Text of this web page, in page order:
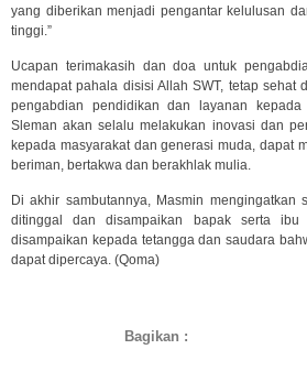
yang diberikan menjadi pengantar kelulusan
tinggi.”
Ucapan terimakasih dan doa untuk
mendapat pahala disisi Allah SWT, tetap sehat
pengabdian pendidikan dan layanan
Sleman akan selalu melakukan inovasi dan
kepada masyarakat dan generasi muda, dapat
beriman, bertakwa dan berakhlak mulia.
Di akhir sambutannya, Masmin
ditinggal dan disampaikan bapak serta
disampaikan kepada tetangga dan saudara
dapat dipercaya. (Qoma)
Bagikan :